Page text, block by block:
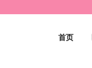
首页